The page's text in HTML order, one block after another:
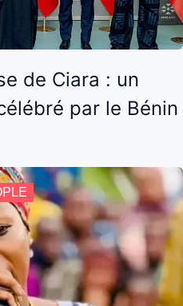
de Ciara : un
par le Bénin